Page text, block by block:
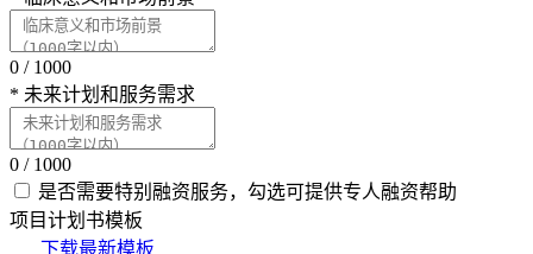
0 / 1000
* 未来计划和服务需求
0 / 1000
是否需要特别融资服务，勾选可提供专人融资帮助
项目计划书模板
下载最新模板